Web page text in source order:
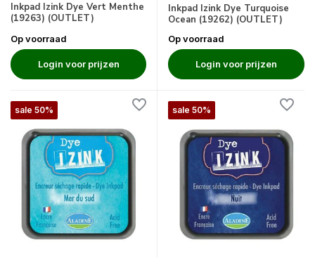
Inkpad Izink Dye Vert Menthe
(19263) (OUTLET)
Op voorraad
Login voor prijzen
Inkpad Izink Dye Turquoise
Ocean (19262) (OUTLET)
Op voorraad
Login voor prijzen
sale 50% sale 50%